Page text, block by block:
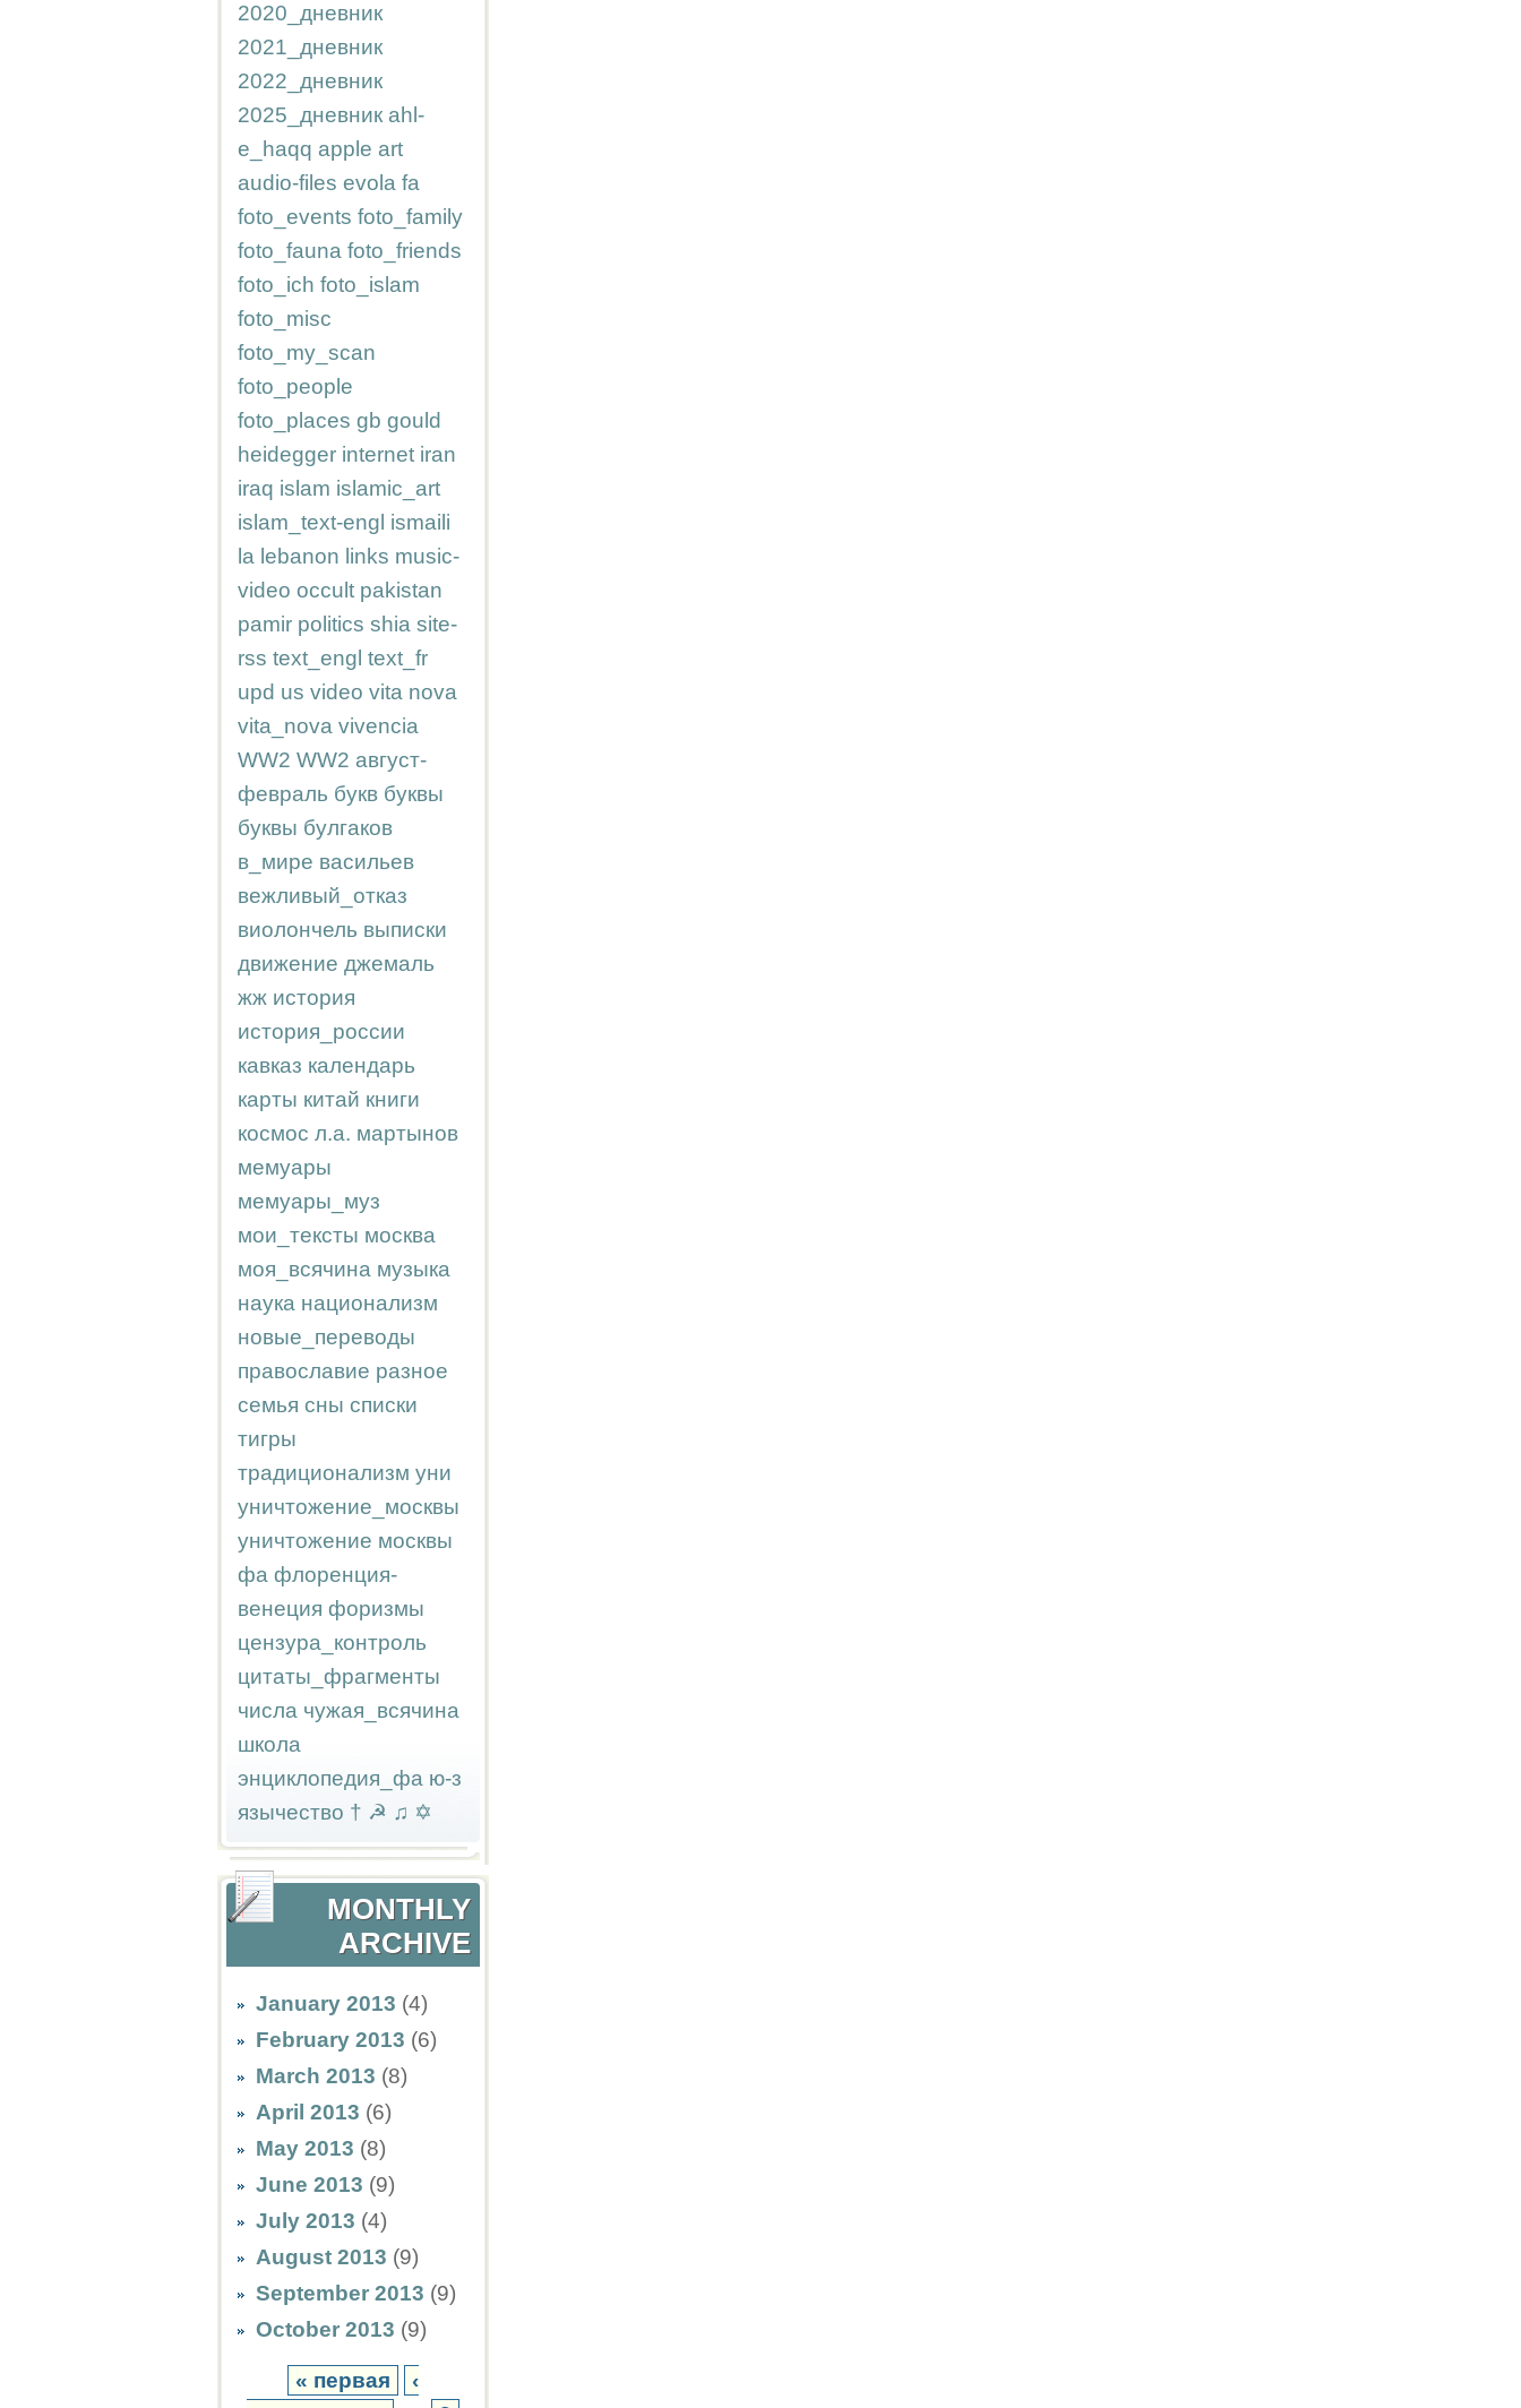
2020_дневник
2021_дневник
2022_дневник
2025_дневник ahl-
e_haqq apple art
audio-files evola fa
foto_events foto_family
foto_fauna foto_friends
foto_ich foto_islam
foto_misc
foto_my_scan
foto_people
foto_places gb gould
heidegger internet iran
iraq islam islamic_art
islam_text-engl ismaili
la lebanon links music-
video occult pakistan
pamir politics shia site-
rss text_engl text_fr
upd us video vita nova
vita_nova vivencia
WW2 WW2 август-
февраль букв буквы
буквы булгаков
в_мире васильев
вежливый_отказ
виолончель выписки
движение джемаль
жж история
история_россии
кавказ календарь
карты китай книги
космос л.а. мартынов
мемуары
мемуары_муз
мои_тексты москва
моя_всячина музыка
наука национализм
новые_переводы
православие разное
семья сны списки
тигры
традиционализм уни
уничтожение_москвы
уничтожение москвы
фа флоренция-
венеция форизмы
цензура_контроль
цитаты_фрагменты
числа чужая_всячина
школа
энциклопедия_фа ю-з
язычество † ☭ ♫ ✡
MONTHLY
ARCHIVE
January 2013 (4)
February 2013 (6)
March 2013 (8)
April 2013 (6)
May 2013 (8)
June 2013 (9)
July 2013 (4)
August 2013 (9)
September 2013 (9)
October 2013 (9)
« первая
‹